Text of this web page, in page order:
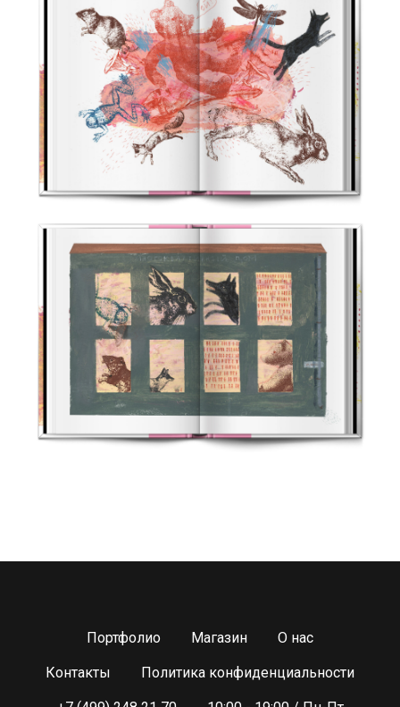
Портфолио Магазин О нас
Контакты Политика конфиденциальности